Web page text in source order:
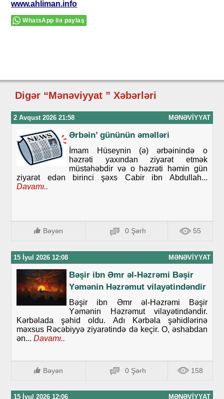
www.ahliman.info
WhatsApp ilə paylaş
Digər “Mənəviyyat ” Xəbərləri
2 Avqust 2026 21:58 MƏNƏVIYYAT
Ərbəin’ gününün əməlləri
İmam Hüseynin (ə) ərbəinində o
həzrəti yaxından ziyarət etmək
müstəhəbdir və o həzrəti həmin gün
ziyarət edən birinci şəxs Cabir ibn Abdullah...
Davamı..
Bəyən 0 Şərh 55
15 İyul 2026 12:08 MƏNƏVIYYAT
Bəşir ibn Əmr əl-Həzrəmi Bəşir
Yəmənin Həzrəmut vilayətindəndir
Bəşir ibn Əmr əl-Həzrəmi Bəşir
Yəmənin Həzrəmut vilayətindəndir.
Kərbəlada şəhid oldu. Adı Kərbəla şəhidlərinə
məxsus Rəcəbiyyə ziyarətində də keçir. O, əshabdan
ən... Davamı..
Bəyən 0 Şərh 158
15 İyul 2026 12:06 MƏNƏVIYYAT